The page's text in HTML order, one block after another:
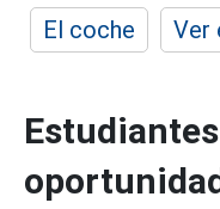
El coche
Ver